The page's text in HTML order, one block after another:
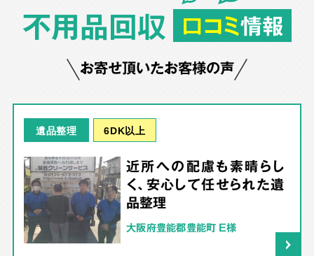
不用品回収 口コミ情報
お寄せ頂いたお客様の声
遺品整理 6DK以上
近所への配慮も素晴らし
く、安心して任せられた遺
品整理
大阪府豊能郡豊能町 E様